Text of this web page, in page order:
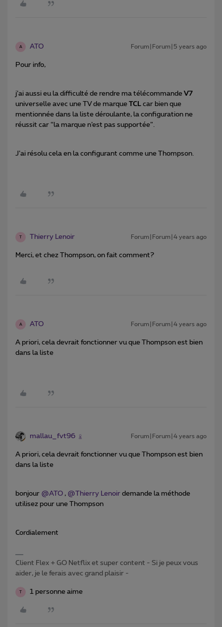
A ATO Forum|Forum|5 years ago
Pour info,
j’ai aussi eu la difficulté de rendre ma télécommande V7
universelle avec une TV de marque TCL car bien que
mentionnée dans la liste déroulante, la configuration ne
réussit car “la marque n’est pas supportée”.
J’ai résolu cela en la configurant comme une Thompson.
T Thierry Lenoir Forum|Forum|4 years ago
Merci, et chez Thompson, on fait comment?
A ATO Forum|Forum|4 years ago
A priori, cela devrait fonctionner vu que Thompson est bien
dans la liste
mallau_fvt96 Forum|Forum|4 years ago
A priori, cela devrait fonctionner vu que Thompson est bien
dans la liste
bonjour @ATO , @Thierry Lenoir demande la méthode
utilisez pour une Thompson
Cordialement
Client Flex + GO Netflix et super content - Si je peux vous
aider, je le ferais avec grand plaisir -
T 1 personne aime